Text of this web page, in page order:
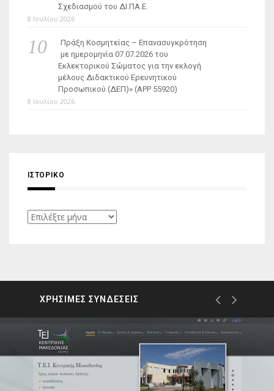
Σχεδιασμού του ΔΙ.ΠΑ.Ε.
8 Ιουλίου 2026
Πράξη Κοσμητείας – Επανασυγκρότηση
με ημερομηνία 07.07.2026 του
Εκλεκτορικού Σώματος για την εκλογή
μέλους Διδακτικού Ερευνητικού
Προσωπικού (ΔΕΠ)» (APP 55920)
8 Ιουλίου 2026
ΙΣΤΟΡΙΚΌ
Ιστορικό
ΧΡΗΣΙΜΕΣ ΣΥΝΔΕΣΕΙΣ